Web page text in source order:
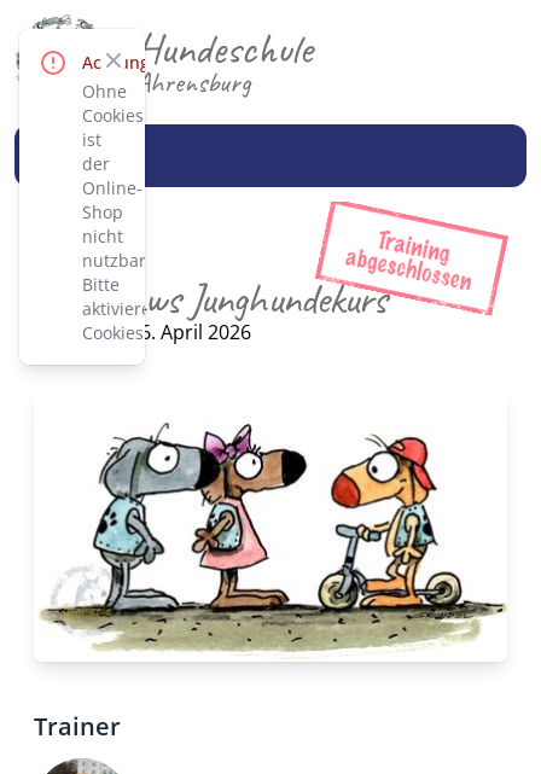
Achtung!
Ohne
Cookies
ist
der
Online-
Shop
nicht
nutzbar.
Bitte
aktiviere
Cookies.
CloseHundeschule
Ahrensburg
Teen-Paws Junghundekurs
Kursstart: 26. April 2026
Trainer